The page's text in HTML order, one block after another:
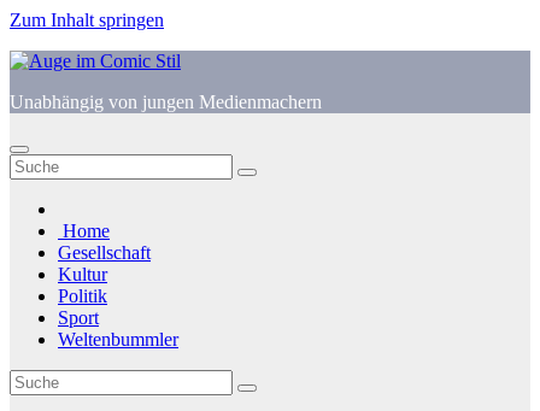
Zum Inhalt springen
Unabhängig von jungen Medienmachern
Home
Gesellschaft
Kultur
Politik
Sport
Weltenbummler